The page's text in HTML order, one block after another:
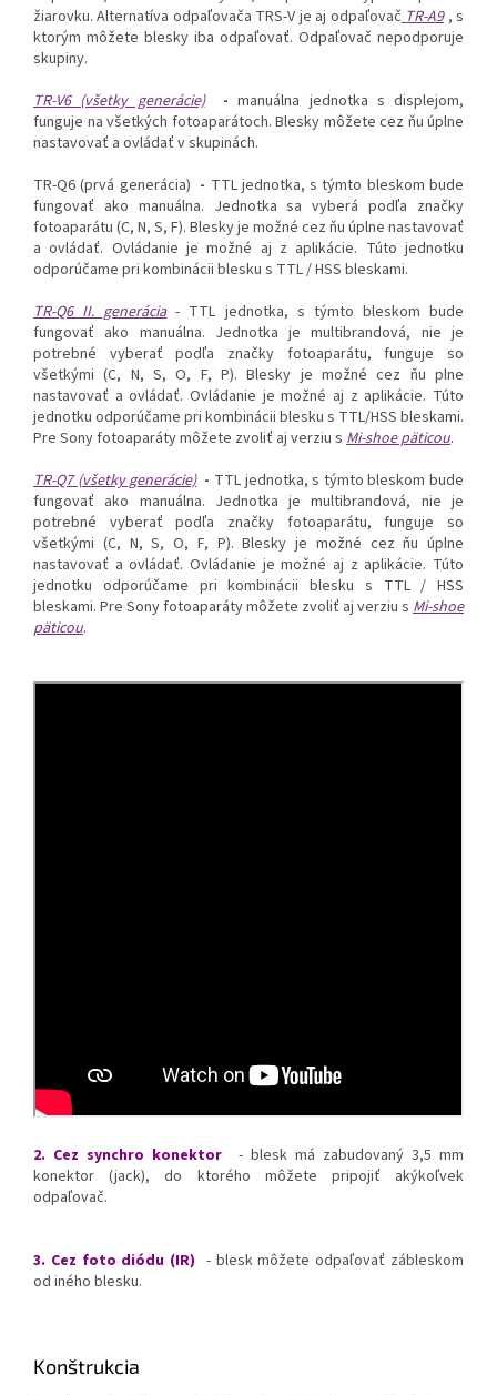
žiarovku. Alternatíva odpaľovača TRS-V je aj odpaľovačTR-A9, s
ktorým môžete blesky iba odpaľovať. Odpaľovač nepodporuje
skupiny.
TR-V6 (všetky generácie)
-manuálna jednotka s displejom,
funguje na všetkých fotoaparátoch. Blesky môžete cez ňu úplne
nastavovať a ovládať v skupinách.
TR-Q6 (prvá generácia) - TTL jednotka, s týmto bleskom bude
fungovať ako manuálna. Jednotka sa vyberá podľa značky
fotoaparátu (C, N, S, F). Blesky je možné cez ňu úplne nastavovať
a ovládať. Ovládanie je možné aj z aplikácie. Túto jednotku
odporúčame pri kombinácii blesku s TTL / HSS bleskami.
TR-Q6 II. generácia- TTL jednotka, s týmto bleskom bude
fungovať ako manuálna. Jednotka je multibrandová, nie je
potrebné vyberať podľa značky fotoaparátu, funguje so
všetkými (C, N, S, O, F, P). Blesky je možné cez ňu plne
nastavovať a ovládať. Ovládanie je možné aj z aplikácie. Túto
jednotku odporúčame pri kombinácii blesku s TTL/HSS bleskami.
Pre Sony fotoaparáty môžete zvoliť aj verziu s Mi-shoe päticou.
TR-Q7 (všetky generácie)- TTL jednotka, s týmto bleskom bude
fungovať ako manuálna. Jednotka je multibrandová, nie je
potrebné vyberať podľa značky fotoaparátu, funguje so
všetkými (C, N, S, O, F, P). Blesky je možné cez ňu úplne
nastavovať a ovládať. Ovládanie je možné aj z aplikácie. Túto
jednotku odporúčame pri kombinácii blesku s TTL / HSS
bleskami. Pre Sony fotoaparáty môžete zvoliť aj verziu s Mi-shoe
päticou.
2. Cez synchro konektor
- blesk má zabudovaný 3,5 mm
konektor (jack), do ktorého môžete pripojiť akýkoľvek
odpaľovač.
3. Cez foto diódu (IR) - blesk môžete odpaľovať zábleskom
od iného blesku.
Konštrukcia